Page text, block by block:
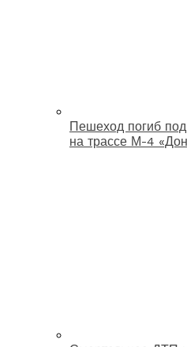
Пешеход погиб под
на трассе М-4